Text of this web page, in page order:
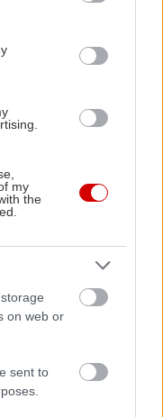
third-party tags to
in below Google
my
the
on web or
sent to
στην πλατεία
και δίνει
επιλογές. Πιάσε
signature